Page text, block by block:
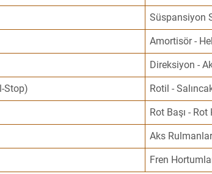
Süspansiyon
Amortisör -
Direksiyon -
Stop) Rotil -
Rot Başı -
Aks
Fren